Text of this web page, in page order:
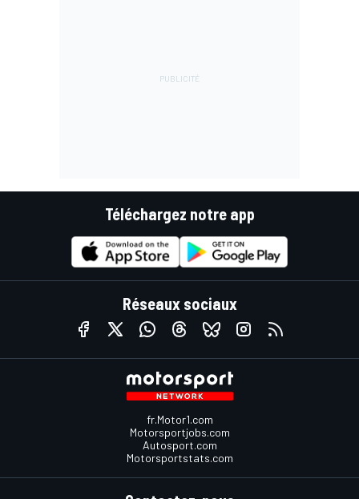
Téléchargez notre app
Réseaux sociaux
fr.Motor1.com
Motorsportjobs.com
Autosport.com
Motorsportstats.com